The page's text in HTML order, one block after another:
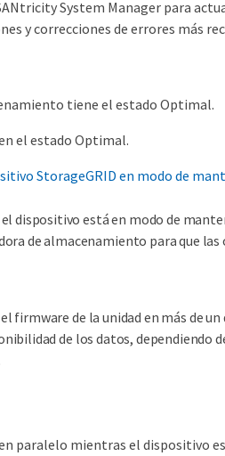
System Manager para
y correcciones de errores más
tiene el estado Optimal.
el estado Optimal.
StorageGRID en modo de
dispositivo está en modo de
de almacenamiento para que
firmware de la unidad en más de
de los datos, dependiendo
paralelo mientras el dispositivo